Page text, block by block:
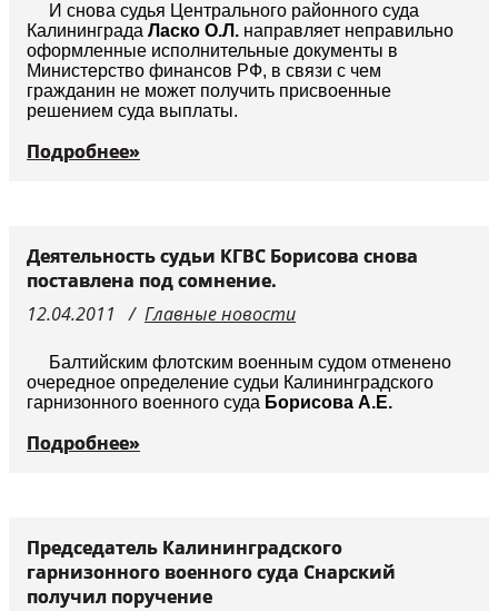
И снова судья Центрального районного суда
Калининграда Ласко О.Л. направляет неправильно
оформленные исполнительные документы в
Министерство финансов РФ, в связи с чем
гражданин не может получить присвоенные
решением суда выплаты.
Подробнее»
Деятельность судьи КГВС Борисова снова
поставлена под сомнение.
12.04.2011
Главные новости
Балтийским флотским военным судом отменено
очередное определение судьи Калининградского
гарнизонного военного суда Борисова А.Е.
Подробнее»
Председатель Калининградского
гарнизонного военного суда Снарский
получил поручение